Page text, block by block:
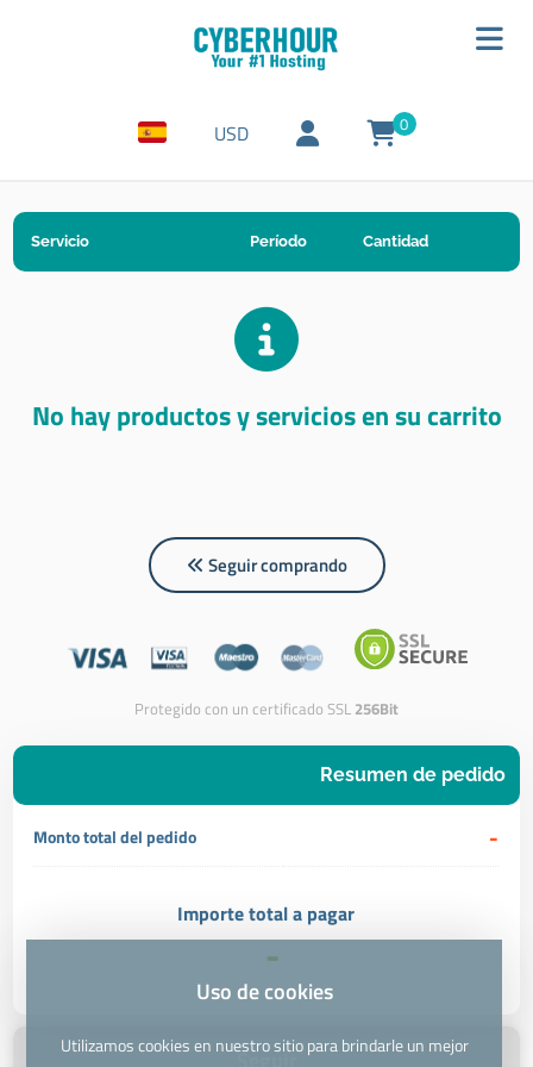
USD 0
Servicio Período Cantidad
No hay productos y servicios en su carrito
Seguir comprando
Protegido con un certificado SSL 256Bit
Resumen de pedido
Monto total del pedido -
Importe total a pagar
-
Seguir
Uso de cookies
Utilizamos cookies en nuestro sitio para brindarle un mejor